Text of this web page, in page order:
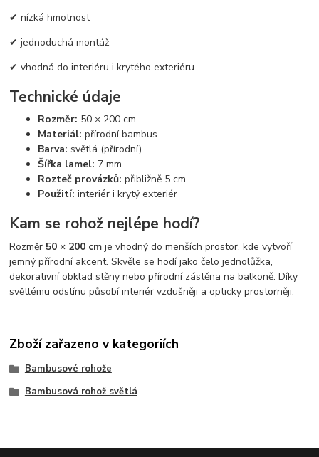
✔ nízká hmotnost
✔ jednoduchá montáž
✔ vhodná do interiéru i krytého exteriéru
Technické údaje
Rozměr: 50 × 200 cm
Materiál: přírodní bambus
Barva: světlá (přírodní)
Šířka lamel: 7 mm
Rozteč provázků: přibližně 5 cm
Použití: interiér i krytý exteriér
Kam se rohož nejlépe hodí?
Rozměr 50 × 200 cm je vhodný do menších prostor, kde vytvoří
jemný přírodní akcent. Skvěle se hodí jako čelo jednolůžka,
dekorativní obklad stěny nebo přírodní zástěna na balkoně. Díky
světlému odstínu působí interiér vzdušněji a opticky prostorněji.
Zboží zařazeno v kategoriích
Bambusové rohože
Bambusová rohož světlá